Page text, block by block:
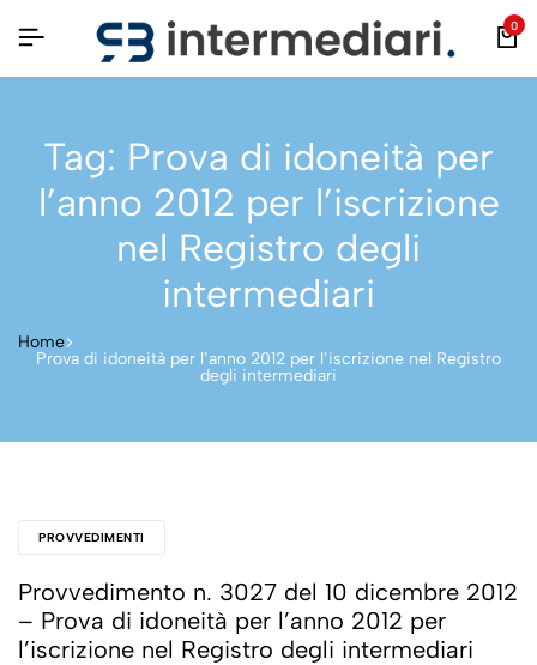
0
Tag: Prova di idoneità per
l’anno 2012 per l’iscrizione
nel Registro degli
intermediari
Home
Prova di idoneità per l’anno 2012 per l’iscrizione nel Registro
degli intermediari
PROVVEDIMENTI
Provvedimento n. 3027 del 10 dicembre 2012
– Prova di idoneità per l’anno 2012 per
l’iscrizione nel Registro degli intermediari